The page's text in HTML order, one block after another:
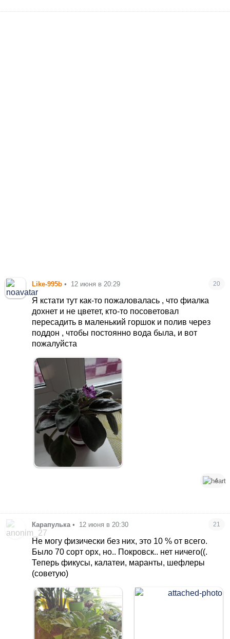
Like-995b • 12 июня в 20:29 20
Я кстати тут как-то пожаловалась , что фиалка
дохнет и не цветет, кто-то посоветовал
пересадить в маленький горшок и полив через
поддон , чтобы постоянно вода была, и вот
пожалуйста
4
Карапулька • 12 июня в 20:30 21
Не могу физически без них, это 10 % от всего.
Было 70 сорт орх, но.. Покровск.. нет ничего((.
Теперь фикусы, калатеи, маранты, шефлеры
(советую)